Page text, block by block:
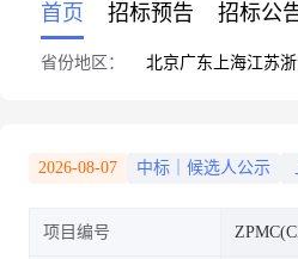
首页 招标预告 招标公
省份地区： 北京广东 上海江苏
2026-08-07 中标｜候选人公示
项目编号